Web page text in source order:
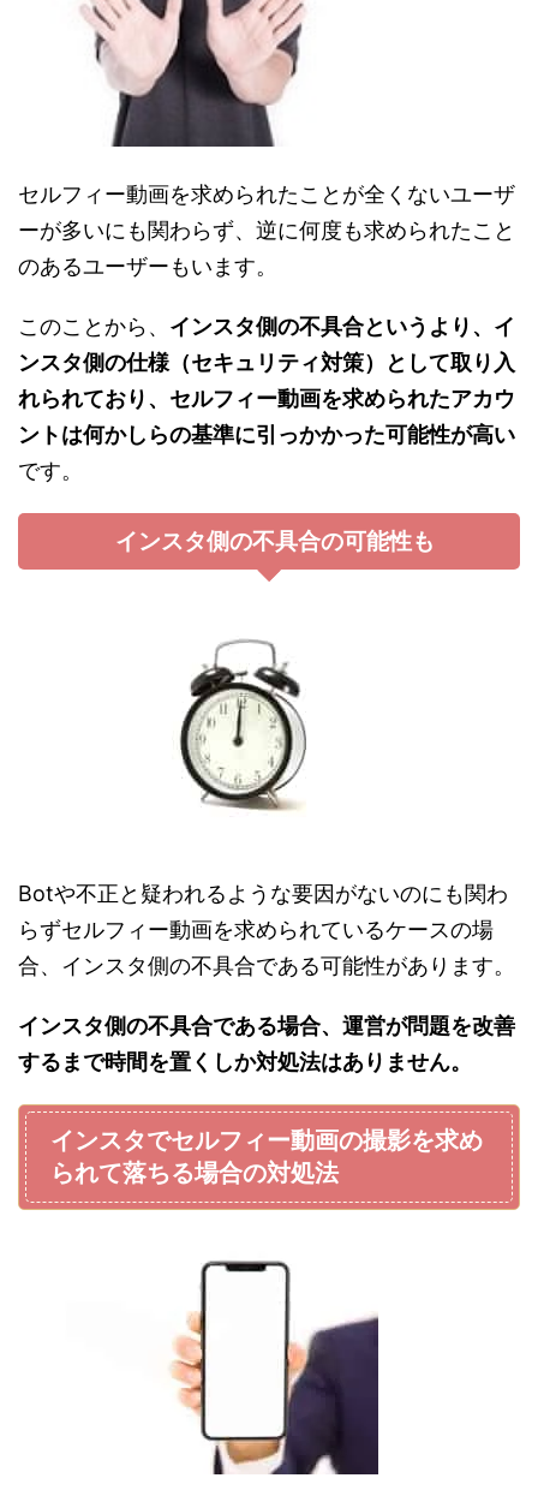
セルフィー動画を求められたことが全くないユーザ
ーが多いにも関わらず、逆に何度も求められたこと
のあるユーザーもいます。
このことから、 インスタ側の不具合というより、イ
ンスタ側の仕様（セキュリティ対策）として取り入
れられており、セルフィー動画を求められたアカウ
ントは何かしらの基準に引っかかった可能性が高い
です。
インスタ側の不具合の可能性も
Botや不正と疑われるような要因がないのにも関わ
らずセルフィー動画を求められているケースの場
合、インスタ側の不具合である可能性があります。
インスタ側の不具合である場合、運営が問題を改善
するまで時間を置くしか対処法はありません。
インスタでセルフィー動画の撮影を求め
られて落ちる場合の対処法